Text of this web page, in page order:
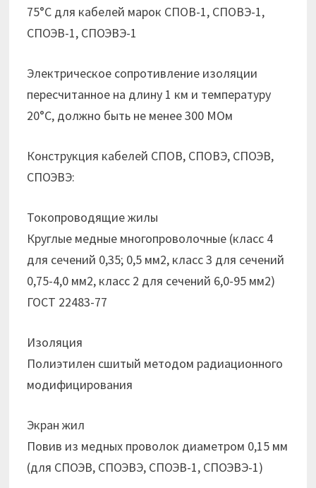
75°С для кабелей марок СПОВ-1, СПОВЭ-1,
СПОЭВ-1, СПОЭВЭ-1
Электрическое сопротивление изоляции
пересчитанное на длину 1 км и температуру
20°С, должно быть не менее 300 МОм
Конструкция кабелей СПОВ, СПОВЭ, СПОЭВ,
СПОЭВЭ:
Токопроводящие жилы
Круглые медные многопроволочные (класс 4
для сечений 0,35; 0,5 мм2, класс 3 для сечений
0,75-4,0 мм2, класс 2 для сечений 6,0-95 мм2)
ГОСТ 22483-77
Изоляция
Полиэтилен сшитый методом радиационного
модифицирования
Экран жил
Повив из медных проволок диаметром 0,15 мм
(для СПОЭВ, СПОЭВЭ, СПОЭВ-1, СПОЭВЭ-1)